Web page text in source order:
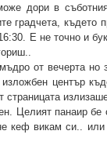
дори в
градчета, където
Е не точно и
от вечерта но
център
страницата
Целият панаир
кеф викам си..